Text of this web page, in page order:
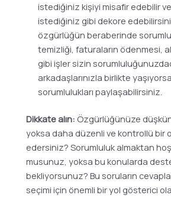
istediğiniz kişiyi misafir edebilir
istediğiniz gibi dekore
özgürlüğün beraberinde
temizliği, faturaların ödenmesi,
gibi işler sizin
arkadaşlarınızla birlikte
sorumlulukları paylaşabilirsiniz.
Dikkate alın: Özgürlüğünüze
yoksa daha düzenli ve kontrollü bir
edersiniz? Sorumluluk almaktan
musunuz, yoksa bu konularda
bekliyorsunuz? Bu soruların
seçimi için önemli bir yol gösterici